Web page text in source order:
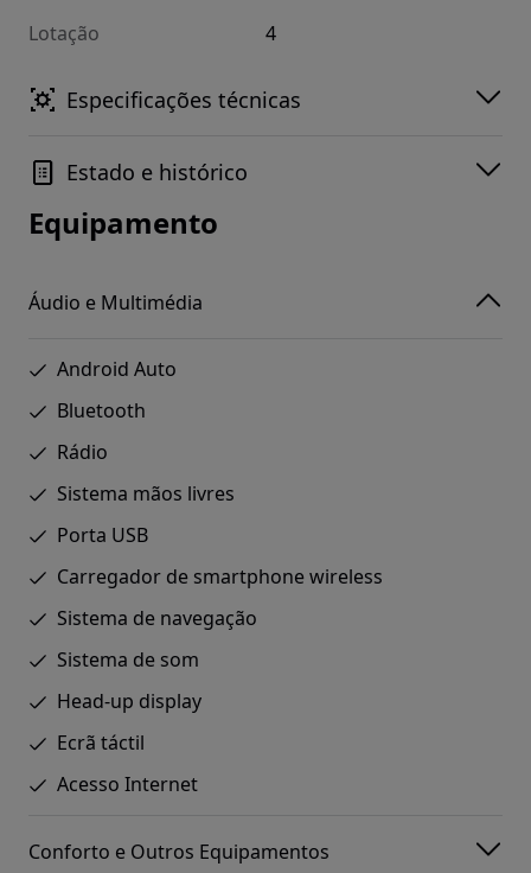
Lotação 4
Especificações técnicas
Estado e histórico
Equipamento
Áudio e Multimédia
Android Auto
Bluetooth
Rádio
Sistema mãos livres
Porta USB
Carregador de smartphone wireless
Sistema de navegação
Sistema de som
Head-up display
Ecrã táctil
Acesso Internet
Conforto e Outros Equipamentos